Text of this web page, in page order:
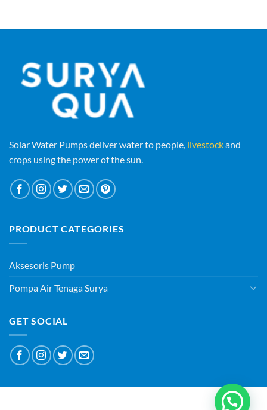
Solar Water Pumps deliver water to people, livestockand
crops using the power of the sun.
PRODUCT CATEGORIES
Aksesoris Pump
Pompa Air Tenaga Surya
GET SOCIAL